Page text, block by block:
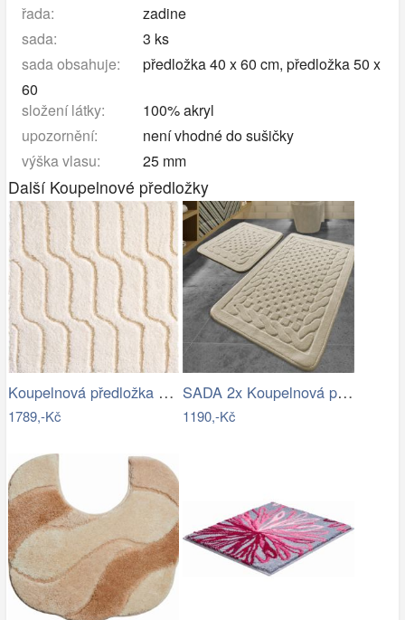
řada:
zadine
sada:
3 ks
sada obsahuje:
předložka 40 x 60 cm, předložka 50 x
60
složení látky:
100% akryl
upozornění:
není vhodné do sušičky
výška vlasu:
25 mm
Další Koupelnové předložky
Koupelnová předložka VOGUE
1789,-Kč
SADA 2x Koupelnová předložka BAMBI 60…
1190,-Kč